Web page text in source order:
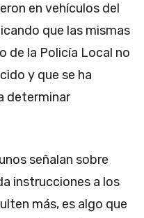
en vehículos del
que las mismas
de la Policía Local no
y que se ha
determinar
señalan sobre
instrucciones a los
más, es algo que